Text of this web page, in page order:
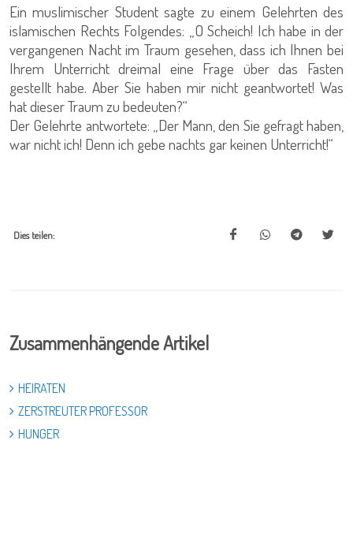
Ein muslimischer Student sagte zu einem Gelehrten des
islamischen Rechts Folgendes: „O Scheich! Ich habe in der
vergangenen Nacht im Traum gesehen, dass ich Ihnen bei
Ihrem Unterricht dreimal eine Frage über das Fasten
gestellt habe. Aber Sie haben mir nicht geantwortet! Was
hat dieser Traum zu bedeuten?“
Der Gelehrte antwortete: „Der Mann, den Sie gefragt haben,
war nicht ich! Denn ich gebe nachts gar keinen Unterricht!“
Dies teilen:
Zusammenhängende Artikel
HEIRATEN
ZERSTREUTER PROFESSOR
HUNGER